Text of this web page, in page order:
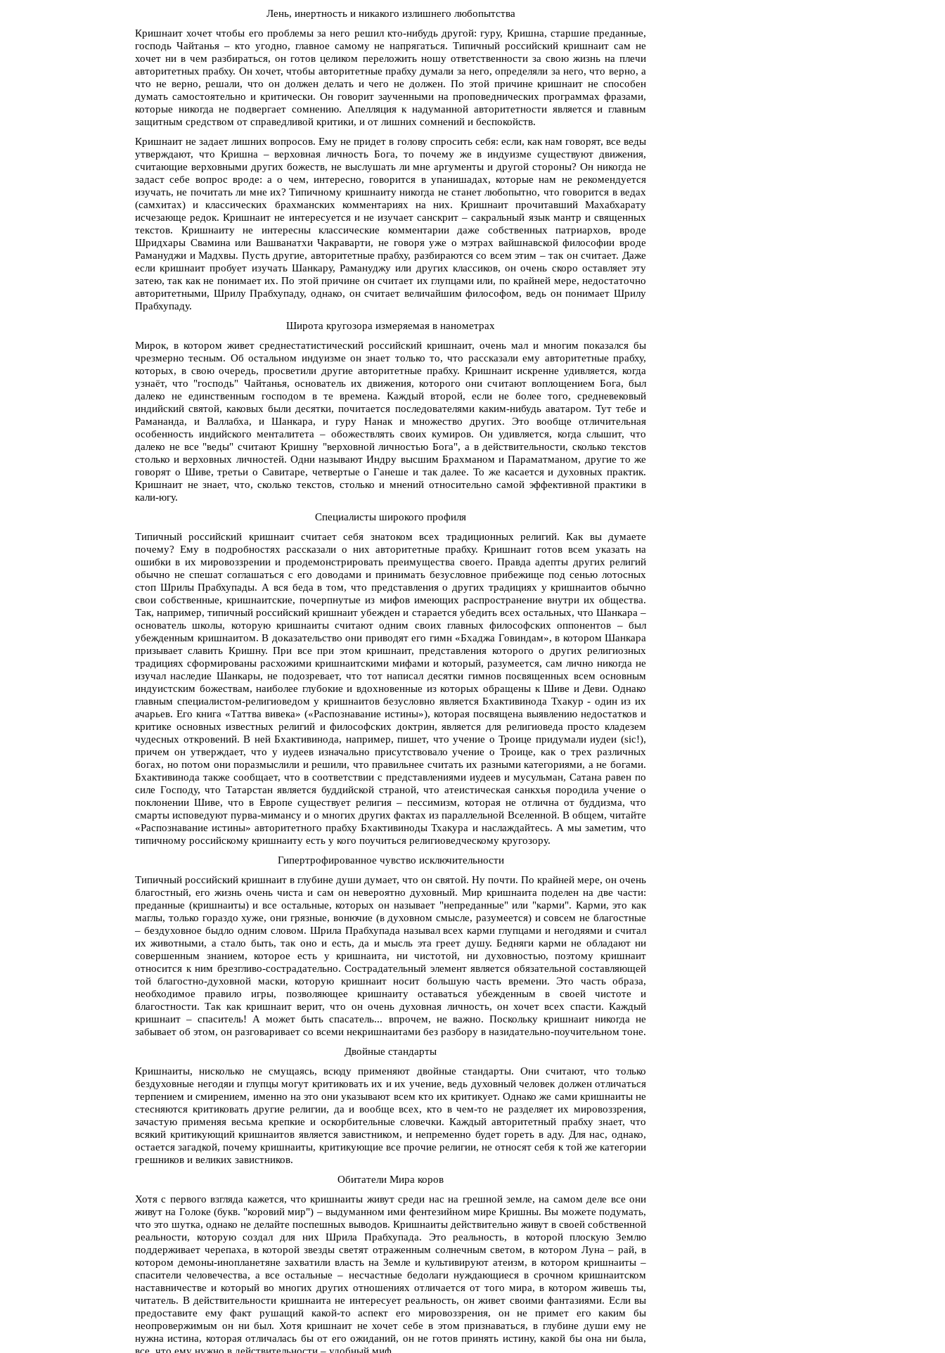
Лень, инертность и никакого излишнего любопытства
Кришнаит хочет чтобы его проблемы за него решил кто-нибудь другой: гуру, Кришна, старшие преданные,
господь Чайтанья – кто угодно, главное самому не напрягаться. Типичный российский кришнаит сам не
хочет ни в чем разбираться, он готов целиком переложить ношу ответственности за свою жизнь на плечи
авторитетных прабху. Он хочет, чтобы авторитетные прабху думали за него, определяли за него, что верно, а
что не верно, решали, что он должен делать и чего не должен. По этой причине кришнаит не способен
думать самостоятельно и критически. Он говорит заученными на проповеднических программах фразами,
которые никогда не подвергает сомнению. Апелляция к надуманной авторитетности является и главным
защитным средством от справедливой критики, и от лишних сомнений и беспокойств.
Кришнаит не задает лишних вопросов. Ему не придет в голову спросить себя: если, как нам говорят, все веды
утверждают, что Кришна – верховная личность Бога, то почему же в индуизме существуют движения,
считающие верховными других божеств, не выслушать ли мне аргументы и другой стороны? Он никогда не
задаст себе вопрос вроде: а о чем, интересно, говорится в упанишадах, которые нам не рекомендуется
изучать, не почитать ли мне их? Типичному кришнаиту никогда не станет любопытно, что говорится в ведах
(самхитах) и классических брахманских комментариях на них. Кришнаит прочитавший Махабхарату
исчезающе редок. Кришнаит не интересуется и не изучает санскрит – сакральный язык мантр и священных
текстов. Кришнаиту не интересны классические комментарии даже собственных патриархов, вроде
Шридхары Свамина или Вашванатхи Чакраварти, не говоря уже о мэтрах вайшнавской философии вроде
Рамануджи и Мадхвы. Пусть другие, авторитетные прабху, разбираются со всем этим – так он считает. Даже
если кришнаит пробует изучать Шанкару, Рамануджу или других классиков, он очень скоро оставляет эту
затею, так как не понимает их. По этой причине он считает их глупцами или, по крайней мере, недостаточно
авторитетными, Шрилу Прабхупаду, однако, он считает величайшим философом, ведь он понимает Шрилу
Прабхупаду.
Широта кругозора измеряемая в нанометрах
Мирок, в котором живет среднестатистический российский кришнаит, очень мал и многим показался бы
чрезмерно тесным. Об остальном индуизме он знает только то, что рассказали ему авторитетные прабху,
которых, в свою очередь, просветили другие авторитетные прабху. Кришнаит искренне удивляется, когда
узнаёт, что "господь" Чайтанья, основатель их движения, которого они считают воплощением Бога, был
далеко не единственным господом в те времена. Каждый второй, если не более того, средневековый
индийский святой, каковых были десятки, почитается последователями каким-нибудь аватаром. Тут тебе и
Рамананда, и Валлабха, и Шанкара, и гуру Нанак и множество других. Это вообще отличительная
особенность индийского менталитета – обожествлять своих кумиров. Он удивляется, когда слышит, что
далеко не все "веды" считают Кришну "верховной личностью Бога", а в действительности, сколько текстов
столько и верховных личностей. Одни называют Индру высшим Брахманом и Параматманом, другие то же
говорят о Шиве, третьи о Савитаре, четвертые о Ганеше и так далее. То же касается и духовных практик.
Кришнаит не знает, что, сколько текстов, столько и мнений относительно самой эффективной практики в
кали-югу.
Специалисты широкого профиля
Типичный российский кришнаит считает себя знатоком всех традиционных религий. Как вы думаете
почему? Ему в подробностях рассказали о них авторитетные прабху. Кришнаит готов всем указать на
ошибки в их мировоззрении и продемонстрировать преимущества своего. Правда адепты других религий
обычно не спешат соглашаться с его доводами и принимать безусловное прибежище под сенью лотосных
стоп Шрилы Прабхупады. А вся беда в том, что представления о других традициях у кришнаитов обычно
свои собственные, кришнаитские, почерпнутые из мифов имеющих распространение внутри их общества.
Так, например, типичный российский кришнаит убежден и старается убедить всех остальных, что Шанкара –
основатель школы, которую кришнаиты считают одним своих главных философских оппонентов – был
убежденным кришнаитом. В доказательство они приводят его гимн «Бхаджа Говиндам», в котором Шанкара
призывает славить Кришну. При все при этом кришнаит, представления которого о других религиозных
традициях сформированы расхожими кришнаитскими мифами и который, разумеется, сам лично никогда не
изучал наследие Шанкары, не подозревает, что тот написал десятки гимнов посвященных всем основным
индуистским божествам, наиболее глубокие и вдохновенные из которых обращены к Шиве и Деви. Однако
главным специалистом-религиоведом у кришнаитов безусловно является Бхактивинода Тхакур - один из их
ачарьев. Его книга «Таттва вивека» («Распознавание истины»), которая посвящена выявлению недостатков и
критике основных известных религий и философских доктрин, является для религиоведа просто кладезем
чудесных откровений. В ней Бхактивинода, например, пишет, что учение о Троице придумали иудеи (sic!),
причем он утверждает, что у иудеев изначально присутствовало учение о Троице, как о трех различных
богах, но потом они поразмыслили и решили, что правильнее считать их разными категориями, а не богами.
Бхактивинода также сообщает, что в соответствии с представлениями иудеев и мусульман, Сатана равен по
силе Господу, что Татарстан является буддийской страной, что атеистическая санкхья породила учение о
поклонении Шиве, что в Европе существует религия – пессимизм, которая не отлична от буддизма, что
смарты исповедуют пурва-мимансу и о многих других фактах из параллельной Вселенной. В общем, читайте
«Распознавание истины» авторитетного прабху Бхактивиноды Тхакура и наслаждайтесь. А мы заметим, что
типичному российскому кришнаиту есть у кого поучиться религиоведческому кругозору.
Гипертрофированное чувство исключительности
Типичный российский кришнаит в глубине души думает, что он святой. Ну почти. По крайней мере, он очень
благостный, его жизнь очень чиста и сам он невероятно духовный. Мир кришнаита поделен на две части:
преданные (кришнаиты) и все остальные, которых он называет "непреданные" или "карми". Карми, это как
маглы, только гораздо хуже, они грязные, вонючие (в духовном смысле, разумеется) и совсем не благостные
– бездуховное быдло одним словом. Шрила Прабхупада называл всех карми глупцами и негодяями и считал
их животными, а стало быть, так оно и есть, да и мысль эта греет душу. Бедняги карми не обладают ни
совершенным знанием, которое есть у кришнаита, ни чистотой, ни духовностью, поэтому кришнаит
относится к ним брезгливо-сострадательно. Сострадательный элемент является обязательной составляющей
той благостно-духовной маски, которую кришнаит носит большую часть времени. Это часть образа,
необходимое правило игры, позволяющее кришнаиту оставаться убежденным в своей чистоте и
благостности. Так как кришнаит верит, что он очень духовная личность, он хочет всех спасти. Каждый
кришнаит – спаситель! А может быть спасатель... впрочем, не важно. Поскольку кришнаит никогда не
забывает об этом, он разговаривает со всеми некришнаитами без разбору в назидательно-поучительном тоне.
Двойные стандарты
Кришнаиты, нисколько не смущаясь, всюду применяют двойные стандарты. Они считают, что только
бездуховные негодяи и глупцы могут критиковать их и их учение, ведь духовный человек должен отличаться
терпением и смирением, именно на это они указывают всем кто их критикует. Однако же сами кришнаиты не
стесняются критиковать другие религии, да и вообще всех, кто в чем-то не разделяет их мировоззрения,
зачастую применяя весьма крепкие и оскорбительные словечки. Каждый авторитетный прабху знает, что
всякий критикующий кришнаитов является завистником, и непременно будет гореть в аду. Для нас, однако,
остается загадкой, почему кришнаиты, критикующие все прочие религии, не относят себя к той же категории
грешников и великих завистников.
Обитатели Мира коров
Хотя с первого взгляда кажется, что кришнаиты живут среди нас на грешной земле, на самом деле все они
живут на Голоке (букв. "коровий мир") – выдуманном ими фентезийном мире Кришны. Вы можете подумать,
что это шутка, однако не делайте поспешных выводов. Кришнаиты действительно живут в своей собственной
реальности, которую создал для них Шрила Прабхупада. Это реальность, в которой плоскую Землю
поддерживает черепаха, в которой звезды светят отраженным солнечным светом, в котором Луна – рай, в
котором демоны-инопланетяне захватили власть на Земле и культивируют атеизм, в котором кришнаиты –
спасители человечества, а все остальные – несчастные бедолаги нуждающиеся в срочном кришнаитском
наставничестве и который во многих других отношениях отличается от того мира, в котором живешь ты,
читатель. В действительности кришнаита не интересует реальность, он живет своими фантазиями. Если вы
предоставите ему факт рушащий какой-то аспект его мировоззрения, он не примет его каким бы
неопровержимым он ни был. Хотя кришнаит не хочет себе в этом признаваться, в глубине души ему не
нужна истина, которая отличалась бы от его ожиданий, он не готов принять истину, какой бы она ни была,
все, что ему нужно в действительности – удобный миф.